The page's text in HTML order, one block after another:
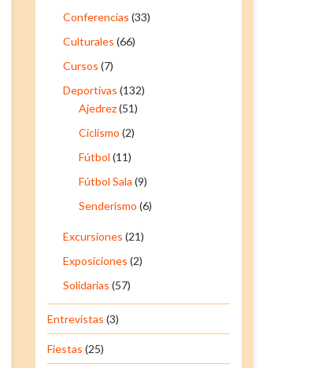
Conferencias (33)
Culturales (66)
Cursos (7)
Deportivas (132)
Ajedrez(51)
Ciclismo (2)
Fútbol (11)
Fútbol Sala (9)
Senderismo (6)
Excursiones (21)
Exposiciones (2)
Solidarias (57)
Entrevistas (3)
Fiestas (25)